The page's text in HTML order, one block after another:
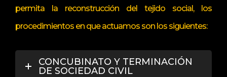
permita la reconstrucción del tejido social, los
procedimientos en que actuamos son los siguientes:
CONCUBINATO Y TERMINACIÓN
DE SOCIEDAD CIVIL